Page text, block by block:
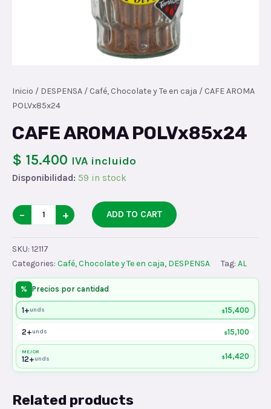
Inicio / DESPENSA / Café, Chocolate y Te en caja / CAFE AROMA
POLVx85x24
CAFE AROMA POLVx85x24
$ 15.400 IVA incluido
Disponibilidad: 59 in stock
CAFE
AROMA
POLVx85x24
quantity
− + ADD TO CART
SKU: 12117
Categories: Café, Chocolate y Te en caja, DESPENSA Tag: AL
% Precios por cantidad
1+unds $15,400
2+unds $15,100
MEJOR
12+unds $14,420
Related products